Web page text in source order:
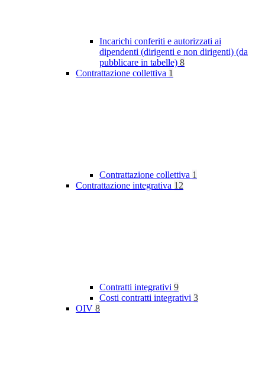
Incarichi conferiti e autorizzati ai
dipendenti (dirigenti e non dirigenti) (da
pubblicare in tabelle) 8
Contrattazione collettiva 1
Contrattazione collettiva 1
Contrattazione integrativa 12
Contratti integrativi 9
Costi contratti integrativi 3
OIV 8